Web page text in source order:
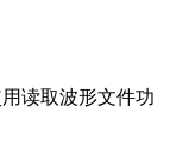
用读取波形文件功